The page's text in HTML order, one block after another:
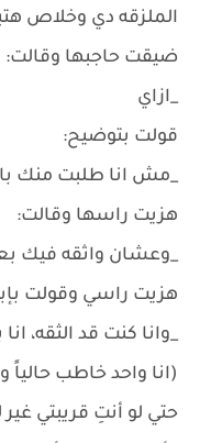
الملزقه دي وخلاص
ضيقت حاجبها وقالت:
_ازاي
قولت بتوضيح:
_مش انا طلبت منك
هزيت راسها وقالت:
_وعشان واثقه فيك
هزيت راسي وقولت
_وانا كنت قد الثقه،
(انا واحد خاطب
حتي لو أنتِ قريبتي